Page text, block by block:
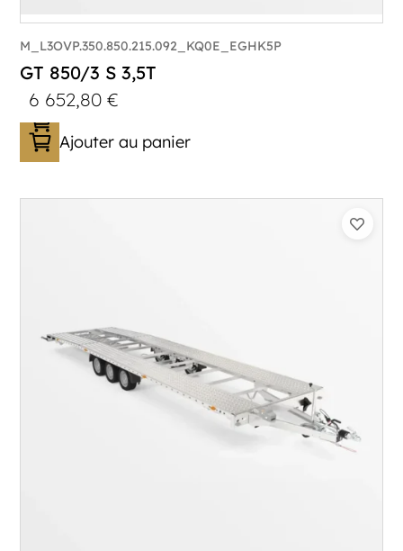
Longueur utile (mm) :
Plancher :Lorhs en Aluminium
M_L3OVP.350.850.215.092_KQ0E_EGHK5P
GT 850/3 S 3,5T
6 652,80€
Ajouter au panier